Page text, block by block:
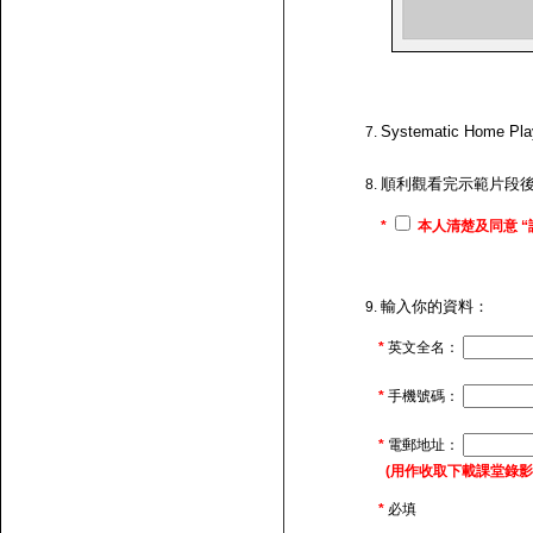
Systematic Home
順利觀看完示範片段
* 本人清楚及同意
輸入你的資料：
* 英文全名：
* 手機號碼：
* 電郵地址：
(用作收取下載課堂錄
* 必填